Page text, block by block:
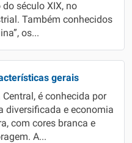
século XIX, no
Também conhecidos
os...
gerais
é conhecida por
diversificada e economia
com cores branca e
A...